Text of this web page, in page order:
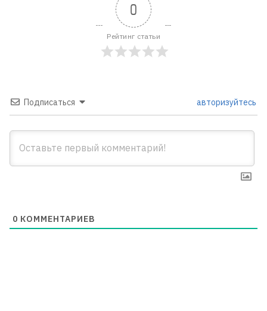
0
Рейтинг статьи
Подписаться авторизуйтесь
0 КОММЕНТАРИЕВ